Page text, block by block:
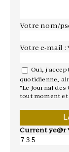
Votre nom/
Votre e-mail :
Oui,
quotidienne,
"Le Journal
tout moment
Current ye@r